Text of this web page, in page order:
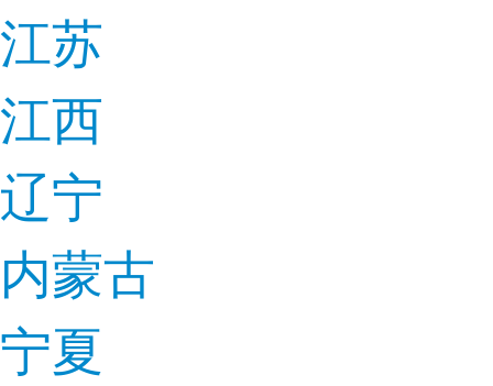
江苏
江西
辽宁
内蒙古
宁夏